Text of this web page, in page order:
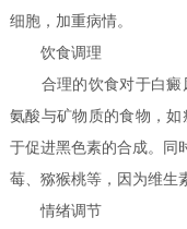
细胞，加重病情。
饮食调理
合理的饮食对于白癜
氨酸与矿物质的食物，
于促进黑色素的合成。同
莓、猕猴桃等，因为维生
情绪调节